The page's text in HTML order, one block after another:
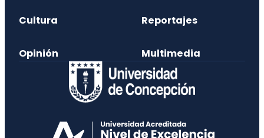
Cultura Reportajes
Opinión Multimedia